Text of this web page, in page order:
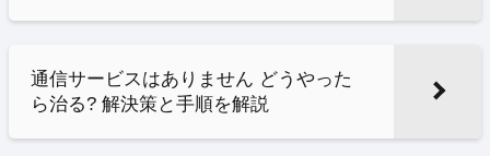
通信サービスはありません どうやった
ら治る? 解決策と手順を解説